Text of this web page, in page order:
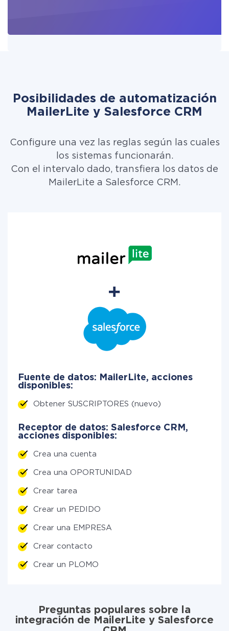
Posibilidades de automatización
MailerLite y Salesforce CRM
Configure una vez las reglas según las cuales
los sistemas funcionarán.
Con el intervalo dado, transfiera los datos de
MailerLite a Salesforce CRM.
Fuente de datos: MailerLite, acciones
disponibles:
Obtener SUSCRIPTORES (nuevo)
Receptor de datos: Salesforce CRM,
acciones disponibles:
Crea una cuenta
Crea una OPORTUNIDAD
Crear tarea
Crear un PEDIDO
Crear una EMPRESA
Crear contacto
Crear un PLOMO
Preguntas populares sobre la
integración de MailerLite y Salesforce